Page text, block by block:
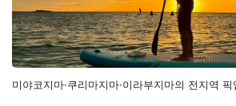
미야코지마·쿠리마지마·이라부지마의 전지역